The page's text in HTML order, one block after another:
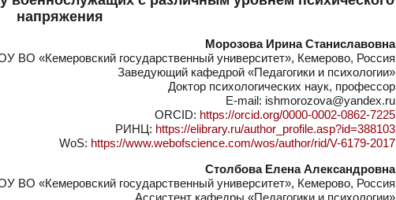
напряжения
Морозова Ирина Станиславовна
ВО «Кемеровский государственный университет», Кемерово, Россия
Заведующий кафедрой «Педагогики и психологии»
Доктор психологических наук, профессор
E-mail: ishmorozova@yandex.ru
ORCID: https://orcid.org/0000-0002-0862-7225
РИНЦ: https://elibrary.ru/author_profile.asp?id=388103
WoS: https://www.webofscience.com/wos/author/rid/V-6179-2017
Столбова Елена Александровна
ВО «Кемеровский государственный университет», Кемерово, Россия
Ассистент кафедры «Педагогики и психологии»